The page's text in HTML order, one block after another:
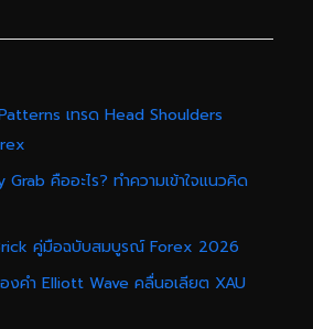
เทรด Head Shoulders
Grab คืออะไร? ทำความเข้าใจแนวคิด
คู่มือฉบับสมบูรณ์ Forex 2026
องคำ Elliott Wave คลื่นอเลียต XAU